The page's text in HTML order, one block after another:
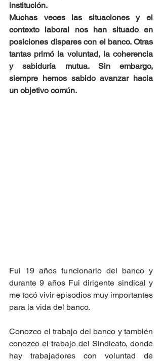
institución.
Muchas veces las situaciones y el
contexto laboral nos han situado en
posiciones dispares con el banco. Otras
tantas primó la voluntad, la coherencia
y sabiduría mutua. Sin embargo,
siempre hemos sabido avanzar hacia
un objetivo común.
Fui 19 años funcionario del banco y
durante 9 años Fui dirigente sindical y
me tocó vivir episodios muy importantes
para la vida del banco.
Conozco el trabajo del banco y también
conozco el trabajo del Sindicato, donde
hay trabajadores con voluntad de